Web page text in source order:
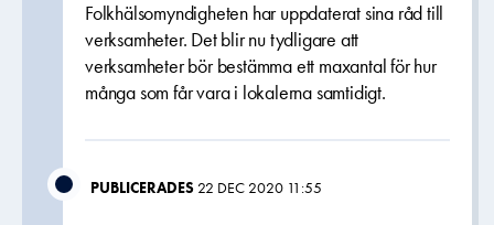
Folkhälsomyndigheten har uppdaterat sina råd till
verksamheter. Det blir nu tydligare att
verksamheter bör bestämma ett maxantal för hur
många som får vara i lokalerna samtidigt.
PUBLICERADES 22 DEC 2020 11:55